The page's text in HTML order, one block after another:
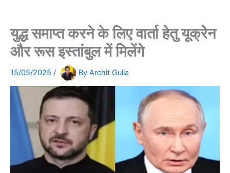
युद्ध समाप्त करने के लिए वार्ता हेतु यूक्रेन
और रूस इस्तांबुल में मिलेंगे
15/05/2025 / By Archit Gulia